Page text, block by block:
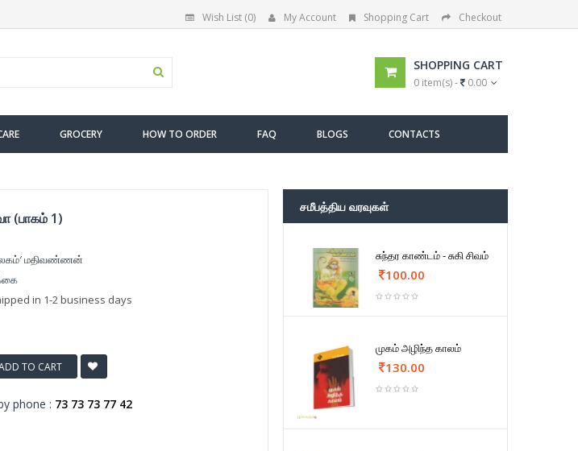
Wish List (0) My Account Shopping Cart Checkout
SHOPPING CART
0 item(s) - 0.00
GROCERY HOW TO ORDER FAQ BLOGS CONTACTS
(பாகம் 1)
மதிவண்ணன்
in 1-2 business days
TO CART
phone : 73 73 73 77 42
சமீபத்திய வரவுகள்
சுந்தர காண்டம் - சுகி சிவம்
100.00
முகம் அழிந்த காலம்
130.00